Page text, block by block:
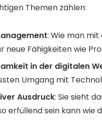
Themen zählen:
: Wie man
neue Fähigkeiten wie
in der digitalen
Umgang mit
Ausdruck: Sie sieht
erfüllend sein kann wie